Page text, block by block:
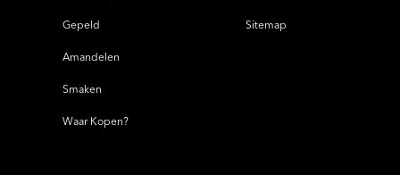
Gepeld
Amandelen
Smaken
Waar Kopen?
Sitemap